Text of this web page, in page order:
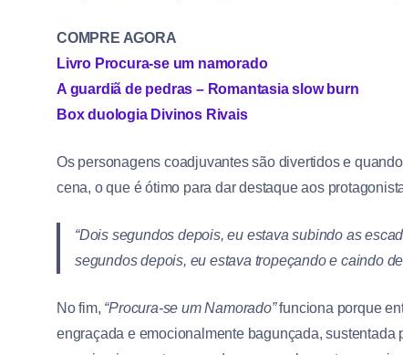
COMPRE AGORA
Livro Procura-se um namorado
A guardiã de pedras – Romantasia slow burn
Box duologia Divinos Rivais
Os personagens coadjuvantes são divertidos e
cena, o que é ótimo para dar destaque aos
“Dois segundos depois, eu estava subindo as
segundos depois, eu estava tropeçando e caindo
No fim, “Procura-se um Namorado”funciona porque
engraçada e emocionalmente bagunçada,